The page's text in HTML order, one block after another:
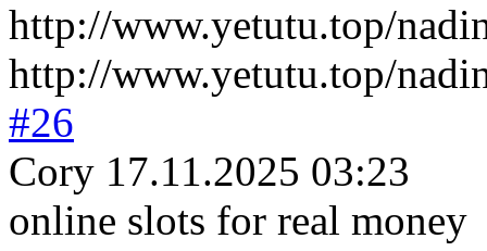
http://www.yetutu.top/
http://www.yetutu.top/
#26
Cory 17.11.2025 03:23
online slots for real money